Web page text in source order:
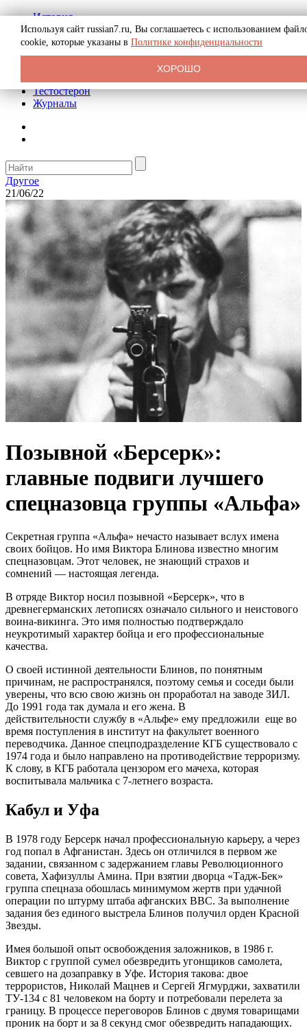
История
Биография
Криминал
Реклама на сайте
Тестостерон
Журналы
Другое
21/06/22
Позывной «Берсерк»:
главные подвиги лучшего
спецназовца группы «Альфа»
Секретная группа «Альфа» нечасто называет вслух имена
своих бойцов. Но имя Виктора Блинова известно многим
спецназовцам. Этот человек, не знающий страхов и
сомнений — настоящая легенда.
В отряде Виктор носил позывной «Берсерк», что в
древнегерманских летописях означало сильного и неистового
воина-викинга. Это имя полностью подтверждало
неукротимый характер бойца и его профессиональные
качества.
О своей истинной деятельности Блинов, по понятным
причинам, не распространялся, поэтому семья и соседи были
уверены, что всю свою жизнь он проработал на заводе ЗИЛ.
До 1991 года так думала и его жена. В
действительности службу в «Альфе» ему предложили еще во
время поступления в институт на факультет военного
переводчика. Данное спецподразделение КГБ существовало с
1974 года и было направлено на противодействие терроризму.
К слову, в КГБ работала цензором его мачеха, которая
воспитывала мальчика с 7-летнего возраста.
Кабул и Уфа
В 1978 году Берсерк начал профессиональную карьеру, а через
год попал в Афганистан. Здесь он отличился в первом же
задании, связанном с задержанием главы Революционного
совета, Хафизуллы Амина. При взятии дворца «Тадж-Бек»
группа спецназа обошлась минимумом жертв при удачной
операции по штурму штаба афганских ВВС. За выполнение
задания без единого выстрела Блинов получил орден Красной
Звезды.
Имея большой опыт освобождения заложников, в 1986 г.
Виктор с группой сумел обезвредить угонщиков самолета,
севшего на дозаправку в Уфе. История такова: двое
террористов, Николай Мацнев и Сергей Ягмурджи, захватили
ТУ-134 с 81 человеком на борту и потребовали перелета за
границу. В процессе переговоров Блинов с двумя товарищами
проник на борт и за 8 секунд смог обезвредить нападающих.
Используя сайт russian7.ru, Вы соглашаетесь с использованием
cookie, которые указаны в Политике конфиденциальности
ХОРОШО